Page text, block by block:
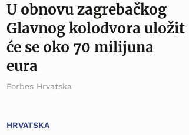
U obnovu zagrebačkog
Glavnog kolodvora uložit
će se oko 70 milijuna
eura
Forbes Hrvatska
HRVATSKA